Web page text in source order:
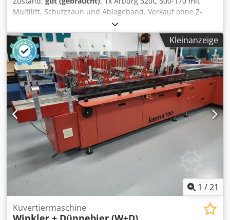
Multilift, Schutzzaun und Ablageband. Verkauf ohne Z-
Förderband, Temperiergeräte und Koch Sauger. Die
Maschine wäre nach Absprache kurzfristig verfügbar.
Djdeyym Sajpfx Abfjkr
Kleinanzeige
1 /21
Kuvertiermaschine